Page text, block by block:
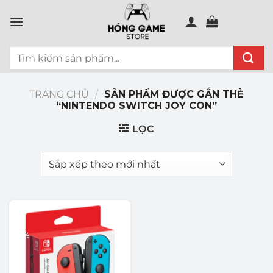
đến
dung
Tìm
TRANG CHỦ / SẢN PHẨM ĐƯỢC GẮN THẺ
“NINTENDO SWITCH JOY CON”
LỌC
-6%